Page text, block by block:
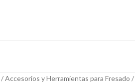
Accesorios y Herramientas para Fresado